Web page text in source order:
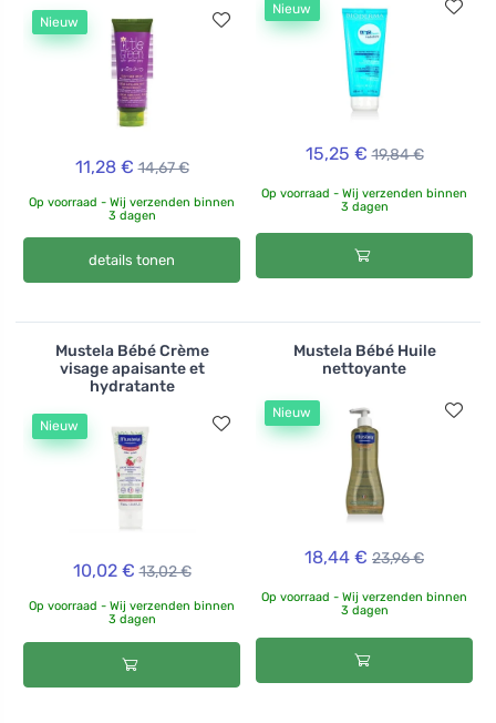
Nieuw
11,28 € 14,67 €
Op voorraad - Wij verzenden binnen
3 dagen
details tonen
Nieuw
15,25 € 19,84 €
Op voorraad - Wij verzenden binnen
3 dagen
Mustela Bébé Crème
visage apaisante et
hydratante
Nieuw
10,02 € 13,02 €
Op voorraad - Wij verzenden binnen
3 dagen
Mustela Bébé Huile
nettoyante
Nieuw
18,44 € 23,96 €
Op voorraad - Wij verzenden binnen
3 dagen